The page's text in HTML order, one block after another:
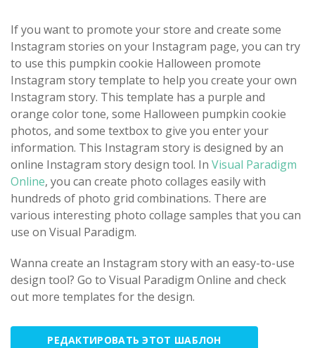
If you want to promote your store and create some
Instagram stories on your Instagram page, you can try
to use this pumpkin cookie Halloween promote
Instagram story template to help you create your own
Instagram story. This template has a purple and
orange color tone, some Halloween pumpkin cookie
photos, and some textbox to give you enter your
information. This Instagram story is designed by an
online Instagram story design tool. In Visual Paradigm
Online, you can create photo collages easily with
hundreds of photo grid combinations. There are
various interesting photo collage samples that you can
use on Visual Paradigm.
Wanna create an Instagram story with an easy-to-use
design tool? Go to Visual Paradigm Online and check
out more templates for the design.
РЕДАКТИРОВАТЬ ЭТОТ ШАБЛОН